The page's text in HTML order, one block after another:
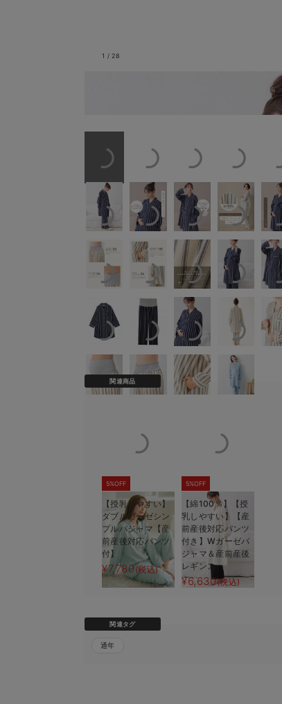
ストライプダブルガ
1 / 28
関連商品
5%OFF
【授乳しやすい】
ダブルガーゼシン
プルパジャマ【産
前産後対応パンツ
付】
¥7,780(税込)
5%OFF
【綿100％】【授
乳しやすい】【産
前産後対応パンツ
付き】Wガーゼパ
ジャマ＆産前産後
レギンス
¥6,630(税込)
関連タグ
通年